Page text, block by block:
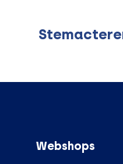
Webshops